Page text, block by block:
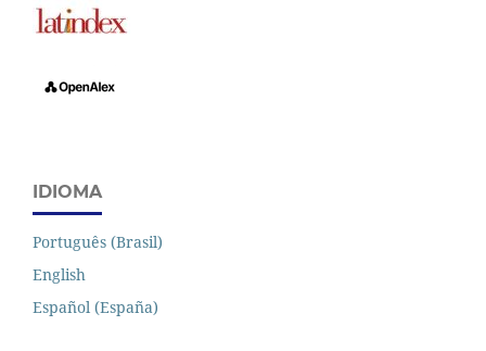
IDIOMA
Português (Brasil)
English
Español (España)